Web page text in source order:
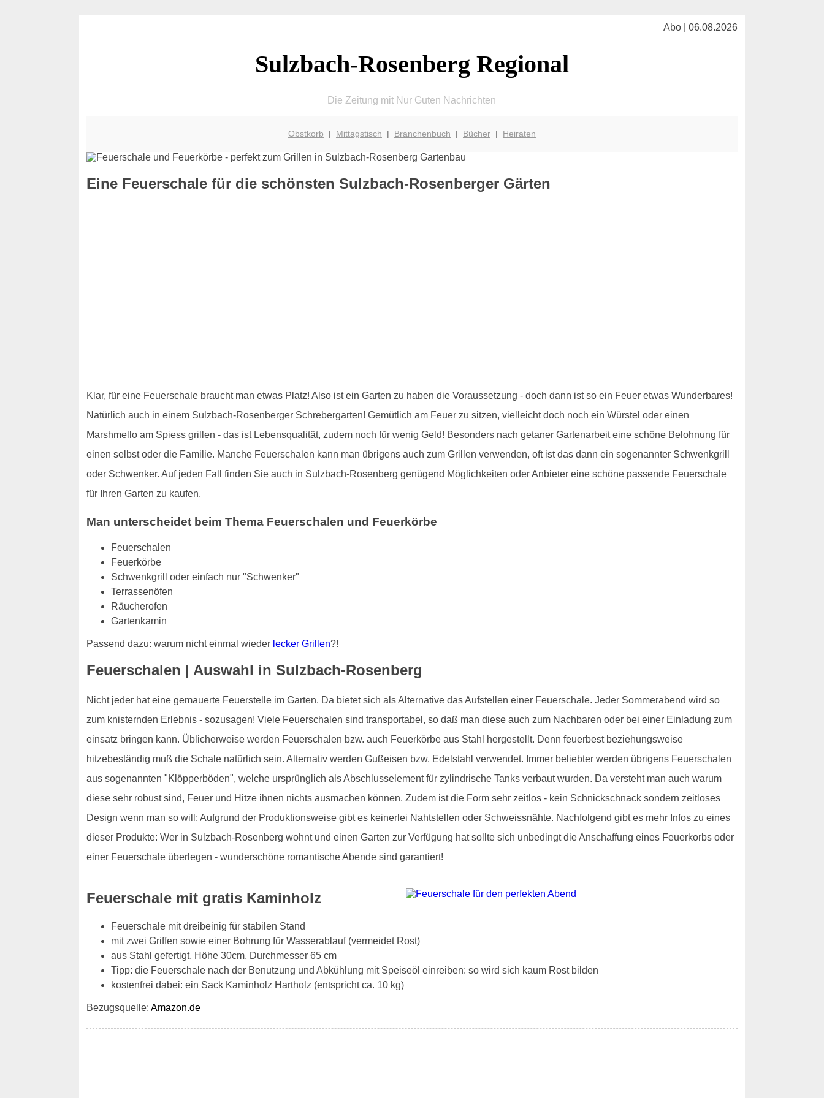
Abo | 06.08.2026
Sulzbach-Rosenberg Regional
Die Zeitung mit Nur Guten Nachrichten
Obstkorb | Mittagstisch | Branchenbuch | Bücher| Heiraten
Eine Feuerschale für die schönsten Sulzbach-Rosenberger Gärten
Klar, für eine Feuerschale braucht man etwas Platz! Also ist ein Garten zu haben die Voraussetzung - doch dann ist so ein Feuer etwas Wunderbares!
Natürlich auch in einem Sulzbach-Rosenberger Schrebergarten! Gemütlich am Feuer zu sitzen, vielleicht doch noch ein Würstel oder einen
Marshmello am Spiess grillen - das ist Lebensqualität, zudem noch für wenig Geld! Besonders nach getaner Gartenarbeit eine schöne Belohnung für
einen selbst oder die Familie. Manche Feuerschalen kann man übrigens auch zum Grillen verwenden, oft ist das dann ein sogenannter Schwenkgrill
oder Schwenker. Auf jeden Fall finden Sie auch in Sulzbach-Rosenberg genügend Möglichkeiten oder Anbieter eine schöne passende Feuerschale
für Ihren Garten zu kaufen.
Man unterscheidet beim Thema Feuerschalen und Feuerkörbe
Feuerschalen
Feuerkörbe
Schwenkgrill oder einfach nur "Schwenker"
Terrassenöfen
Räucherofen
Gartenkamin
Passend dazu: warum nicht einmal wieder lecker Grillen?!
Feuerschalen | Auswahl in Sulzbach-Rosenberg
Nicht jeder hat eine gemauerte Feuerstelle im Garten. Da bietet sich als Alternative das Aufstellen einer Feuerschale. Jeder Sommerabend wird so
zum knisternden Erlebnis - sozusagen! Viele Feuerschalen sind transportabel, so daß man diese auch zum Nachbaren oder bei einer Einladung zum
einsatz bringen kann. Üblicherweise werden Feuerschalen bzw. auch Feuerkörbe aus Stahl hergestellt. Denn feuerbest beziehungsweise
hitzebeständig muß die Schale natürlich sein. Alternativ werden Gußeisen bzw. Edelstahl verwendet. Immer beliebter werden übrigens Feuerschalen
aus sogenannten "Klöpperböden", welche ursprünglich als Abschlusselement für zylindrische Tanks verbaut wurden. Da versteht man auch warum
diese sehr robust sind, Feuer und Hitze ihnen nichts ausmachen können. Zudem ist die Form sehr zeitlos - kein Schnickschnack sondern zeitloses
Design wenn man so will: Aufgrund der Produktionsweise gibt es keinerlei Nahtstellen oder Schweissnähte. Nachfolgend gibt es mehr Infos zu eines
dieser Produkte: Wer in Sulzbach-Rosenberg wohnt und einen Garten zur Verfügung hat sollte sich unbedingt die Anschaffung eines Feuerkorbs oder
einer Feuerschale überlegen - wunderschöne romantische Abende sind garantiert!
Feuerschale mit gratis Kaminholz
Feuerschale mit dreibeinig für stabilen Stand
mit zwei Griffen sowie einer Bohrung für Wasserablauf (vermeidet Rost)
aus Stahl gefertigt, Höhe 30cm, Durchmesser 65 cm
Tipp: die Feuerschale nach der Benutzung und Abkühlung mit Speiseöl einreiben: so wird sich kaum Rost bilden
kostenfrei dabei: ein Sack Kaminholz Hartholz (entspricht ca. 10 kg)
Bezugsquelle: Amazon.de